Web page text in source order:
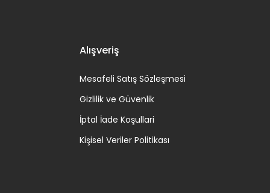
Alışveriş
Mesafeli Satış Sözleşmesi
Gizlilik ve Güvenlik
İptal İade Koşullari
Kişisel Veriler Politikası